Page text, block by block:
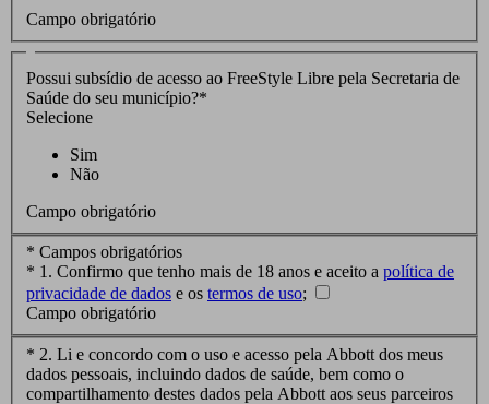
Campo obrigatório
Possui subsídio de acesso ao FreeStyle Libre pela Secretaria de
Saúde do seu município?*
Selecione
Sim
Não
Campo obrigatório
* Campos obrigatórios
* 1. Confirmo que tenho mais de 18 anos e aceito a política de
privacidade de dados e os termos de uso;
Campo obrigatório
* 2. Li e concordo com o uso e acesso pela Abbott dos meus
dados pessoais, incluindo dados de saúde, bem como o
compartilhamento destes dados pela Abbott aos seus parceiros